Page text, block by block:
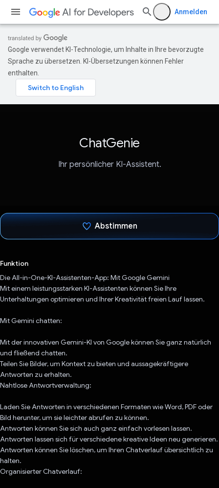
Anmelden
Google verwendet KI-Technologie, um Inhalte in Ihre bevorzugte
Sprache zu übersetzen. KI-Übersetzungen können Fehler
enthalten.
ChatGenie
Ihr persönlicher KI-Assistent.
Abstimmen
Funktion
Die All-in-One-KI-Assistenten-App: Mit Google Gemini
Mit einem leistungsstarken KI-Assistenten können Sie Ihre
Unterhaltungen optimieren und Ihrer Kreativität freien Lauf lassen.
Mit Gemini chatten:
Mit der innovativen Gemini-KI von Google können Sie ganz natürlich
und fließend chatten.
Teilen Sie Bilder, um Kontext zu bieten und aussagekräftigere
Antworten zu erhalten.
Nahtlose Antwortverwaltung:
Laden Sie Antworten in verschiedenen Formaten wie Word, PDF oder
Bild herunter, um sie leichter abrufen zu können.
Antworten können Sie sich auch ganz einfach vorlesen lassen.
Antworten lassen sich für verschiedene kreative Ideen neu generieren.
Antworten können Sie löschen, um Ihren Chatverlauf übersichtlich zu
halten.
Organisierter Chatverlauf: